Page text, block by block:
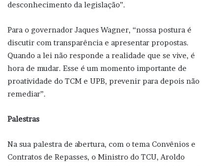
desconhecimento da legislação”.
Para o governador Jaques Wagner, “nossa postura é
discutir com transparência e apresentar propostas.
Quando a lei não responde a realidade que se vive, é
hora de mudar. Esse é um momento importante de
proatividade do TCM e UPB, prevenir para depois não
remediar”.
Palestras
Na sua palestra de abertura, com o tema Convênios e
Contratos de Repasses, o Ministro do TCU, Aroldo